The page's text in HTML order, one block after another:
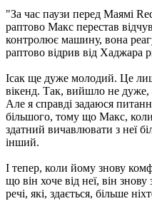
"За час паузи перед Маямі
раптово Макс перестав
контролює машину, вона
раптово відрив від Хаджара
Ісак ще дуже молодий. Це
вікенд. Так, вийшло не дуже,
Але я справді задаюся
більшого, тому що Макс,
здатний вичавлювати з неї
інший.
І тепер, коли йому знову
що він хоче від неї, він
речі, які, здається, більше